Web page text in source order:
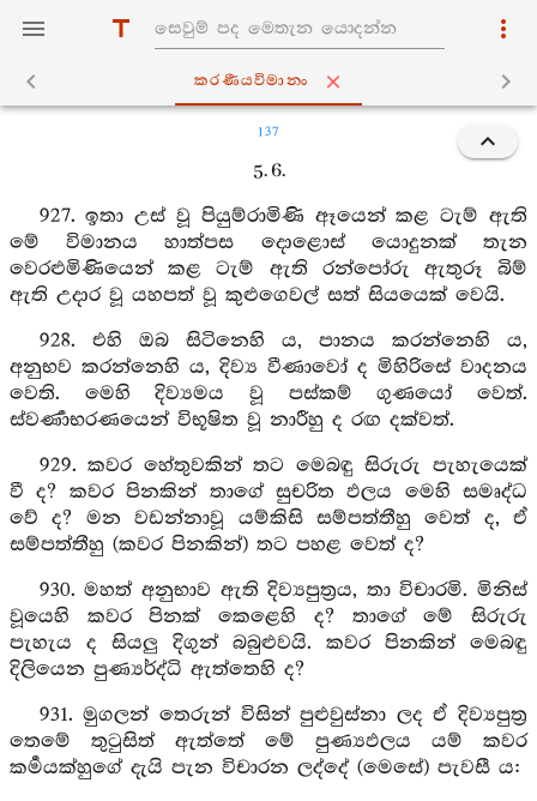
කරණීයවිමානං
137
5. 6.
927. ඉතා උස් වූ පියුම්රාමිණි ඈයෙන් කළ ටැම් ඇති
මේ විමානය හාත්පස දොළොස් යොදුනක් තැන
වෙරළුමිණියෙන් කළ ටැම් ඇති රන්පෝරු ඇතුරූ බිම්
ඇති උදාර වූ යහපත් වූ කුළුගෙවල් සත් සියයෙක් වෙයි.
928. එහි ඔබ සිටිනෙහි ය, පානය කරන්නෙහි ය,
අනුභව කරන්නෙහි ය, දිව්‍ය වීණාවෝ ද මිහිරිසේ වාදනය
වෙති. මෙහි දිව්‍යමය වූ පස්කම් ගුණයෝ වෙත්.
ස්වර්‍ණාභරණයෙන් විභූෂිත වූ නාරීහු ද රඟ දක්වත්.
929. කවර හේතුවකින් තට මෙබඳු සිරුරු පැහැයෙක්
වී ද? කවර පිනකින් තාගේ සුචරිත ඵලය මෙහි සමෘද්ධ
වේ ද? මන වඩන්නාවූ යම්කිසි සම්පත්තීහු වෙත් ද, ඒ
සම්පත්තීහු (කවර පිනකින්) තට පහළ වෙත් ද?
930. මහත් අනුභාව ඇති දිව්‍යපුත්‍රය, තා විචාරමි. මිනිස්
වූයෙහි කවර පිනක් කෙළෙහි ද? තාගේ මේ සිරුරු
පැහැය ද සියලු දිගුන් බබුළුවයි. කවර පිනකින් මෙබඳු
දිලියෙන පුණ්‍යර්ද්ධි ඇත්තෙහි ද?
931. මුගලන් තෙරුන් විසින් පුළුවුස්නා ලද ඒ දිව්‍යපුත්‍ර
තෙමේ තුටුසිත් ඇත්තේ මේ පුණ්‍යඵලය යම් කවර
කර්‍මයක්හුගේ දැයි පැන විචාරන ලද්දේ (මෙසේ) පැවසී ය: